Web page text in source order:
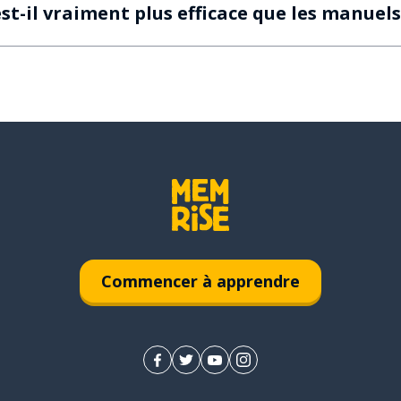
il vraiment plus efficace que les
Commencer à apprendre